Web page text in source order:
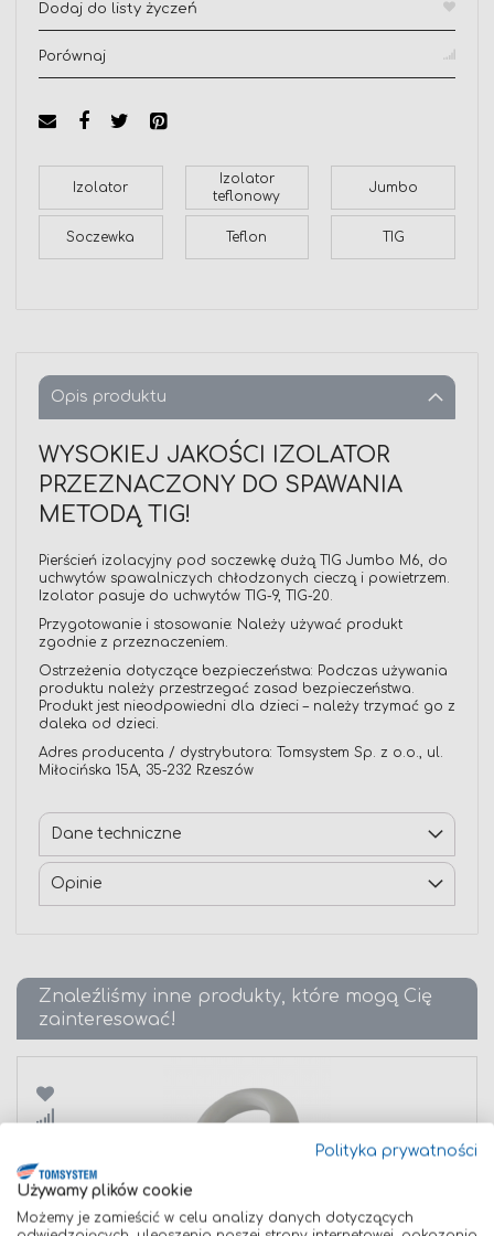
Dodaj do listy życzeń
Porównaj
Izolator
Izolator
teflonowy
Jumbo
Soczewka Teflon TIG
Opis produktu
WYSOKIEJ JAKOŚCI IZOLATOR
PRZEZNACZONY DO SPAWANIA
METODĄ TIG!
Pierścień izolacyjny pod soczewkę dużą TIG Jumbo M6, do
uchwytów spawalniczych chłodzonych cieczą i powietrzem.
Izolator pasuje do uchwytów TIG-9, TIG-20.
Przygotowanie i stosowanie: Należy używać produkt
zgodnie z przeznaczeniem.
Ostrzeżenia dotyczące bezpieczeństwa: Podczas używania
produktu należy przestrzegać zasad bezpieczeństwa.
Produkt jest nieodpowiedni dla dzieci – należy trzymać go z
daleka od dzieci.
Adres producenta / dystrybutora: Tomsystem Sp. z o.o., ul.
Miłocińska 15A, 35-232 Rzeszów
Dane techniczne
Opinie
Znaleźliśmy inne produkty, które mogą Cię
zainteresować!
Porównaj
Polityka prywatności
Używamy plików cookie
Możemy je zamieścić w celu analizy danych dotyczących